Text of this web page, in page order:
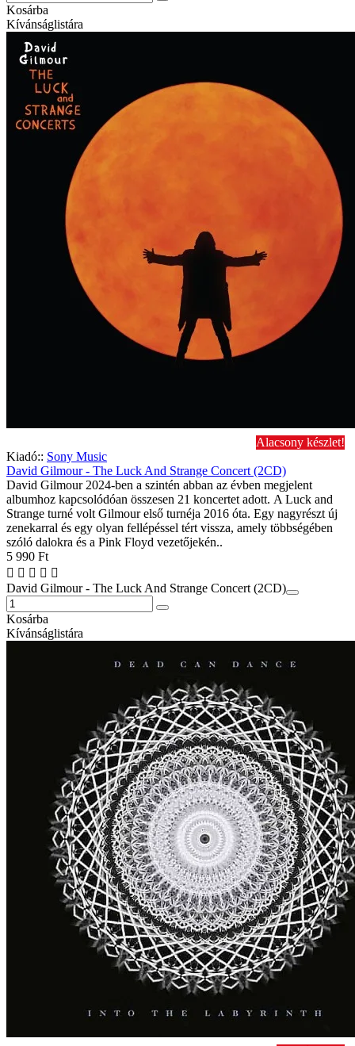
Kosárba
Kívánságlistára
Alacsony készlet!
Kiadó:: Sony Music
David Gilmour - The Luck And Strange Concert (2CD)
David Gilmour 2024-ben a szintén abban az évben megjelent
albumhoz kapcsolódóan összesen 21 koncertet adott. A Luck and
Strange turné volt Gilmour első turnéja 2016 óta. Egy nagyrészt új
zenekarral és egy olyan fellépéssel tért vissza, amely többségében
szóló dalokra és a Pink Floyd vezetőjekén..
5 990 Ft
David Gilmour - The Luck And Strange Concert (2CD)
Kosárba
Kívánságlistára